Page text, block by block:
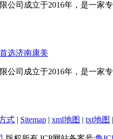
公司成立于2016年，是一家
选济南康美
公司成立于2016年，是一家
式 | Sitemap | xml地图 | txt地图 |